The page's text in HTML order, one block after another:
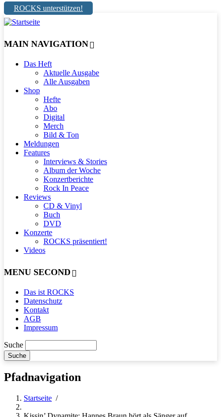
ROCKS unterstützen!
MAIN NAVIGATION
Das Heft
Aktuelle Ausgabe
Alle Ausgaben
Shop
Hefte
Abo
Digital
Merch
Bild & Ton
Meldungen
Features
Interviews & Stories
Album der Woche
Konzertberichte
Rock In Peace
Reviews
CD & Vinyl
Buch
DVD
Konzerte
ROCKS präsentiert!
Videos
MENU SECOND
Das ist ROCKS
Datenschutz
Kontakt
AGB
Impressum
Suche
Pfadnavigation
Startseite /